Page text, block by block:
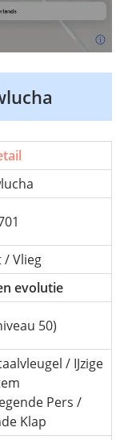
/ Vlieg
evolutie
50)
/ IJzige
Pers /
Klap